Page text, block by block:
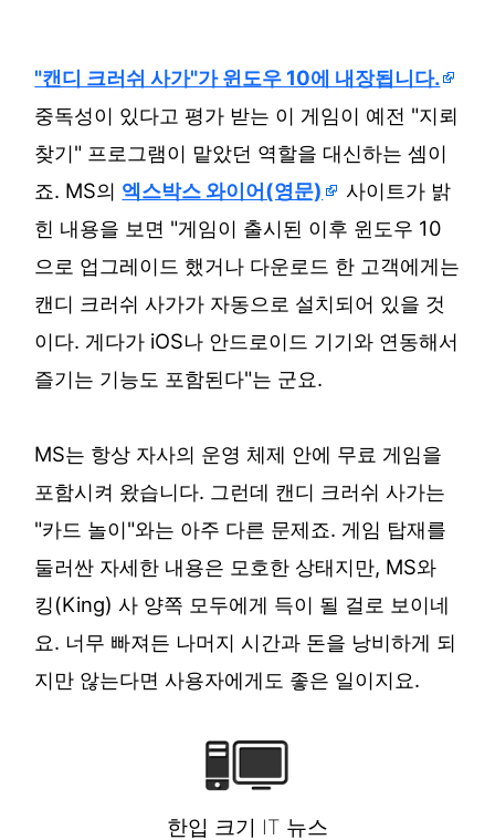
"캔디 크러쉬 사가"가 윈도우 10에 내장됩니다.
중독성이 있다고 평가 받는 이 게임이 예전 "지뢰
찾기" 프로그램이 맡았던 역할을 대신하는 셈이
죠. MS의 엑스박스 와이어(영문)
사이트가 밝
힌 내용을 보면 "게임이 출시된 이후 윈도우 10
으로 업그레이드 했거나 다운로드 한 고객에게는
캔디 크러쉬 사가가 자동으로 설치되어 있을 것
이다. 게다가 iOS나 안드로이드 기기와 연동해서
즐기는 기능도 포함된다"는 군요.
MS는 항상 자사의 운영 체제 안에 무료 게임을
포함시켜 왔습니다. 그런데 캔디 크러쉬 사가는
"카드 놀이"와는 아주 다른 문제죠. 게임 탑재를
둘러싼 자세한 내용은 모호한 상태지만, MS와
킹(King) 사 양쪽 모두에게 득이 될 걸로 보이네
요. 너무 빠져든 나머지 시간과 돈을 낭비하게 되
지만 않는다면 사용자에게도 좋은 일이지요.
한입 크기 IT 뉴스